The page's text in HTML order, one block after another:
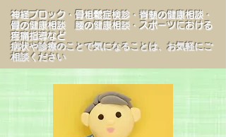
神経ブロック・骨粗鬆症検診・脊髄の健康相談・
骨の健康相談 腰の健康相談・スポーツにおける
疼痛指導など
病状や診療のことで気になることは、お気軽にご
相談ください